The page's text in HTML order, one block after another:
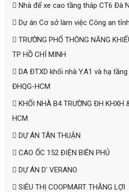
Nhà để xe cao tầng tháp CT6 Đà
Dự án Cơ sở làm việc Công an
TRƯỜNG PHỔ THÔNG NĂNG
TP HỒ CHÍ MINH
DA ĐTXD khối nhà Y.A1 và hạ
ĐHQG-HCM
KHỐI NHÀ B4 TRƯỜNG ĐH KHXH
HCM
DỰ ÁN TÂN THUẬN
CAO ỐC 152 ĐIỆN BIÊN PHỦ
DỰ ÁN D' VERANO
SIÊU THỊ COOPMART THẮNG LỢI